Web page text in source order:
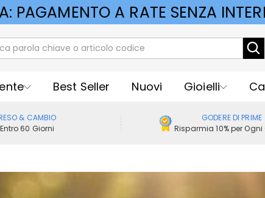
PAGAMENTO A RATE SENZA
Best Seller Nuovi Gioielli
& CAMBIO
Entro 60 Giorni
GODERE DI PRIME
Risparmia 10% per Ogni